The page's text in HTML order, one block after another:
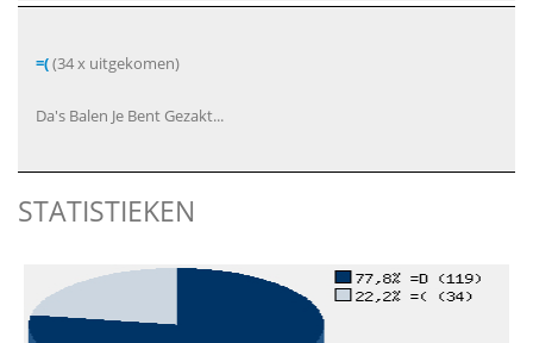
=((34 x uitgekomen)
Da's Balen Je Bent Gezakt...
STATISTIEKEN